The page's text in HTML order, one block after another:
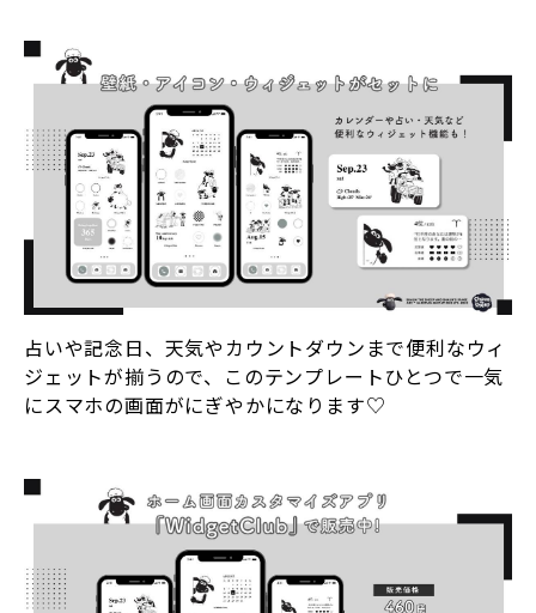
占いや記念日、天気やカウントダウンまで便利なウィ
ジェットが揃うので、このテンプレートひとつで一気
にスマホの画面がにぎやかになります♡